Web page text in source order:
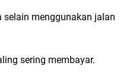
menggunakan jalan
sering membayar.